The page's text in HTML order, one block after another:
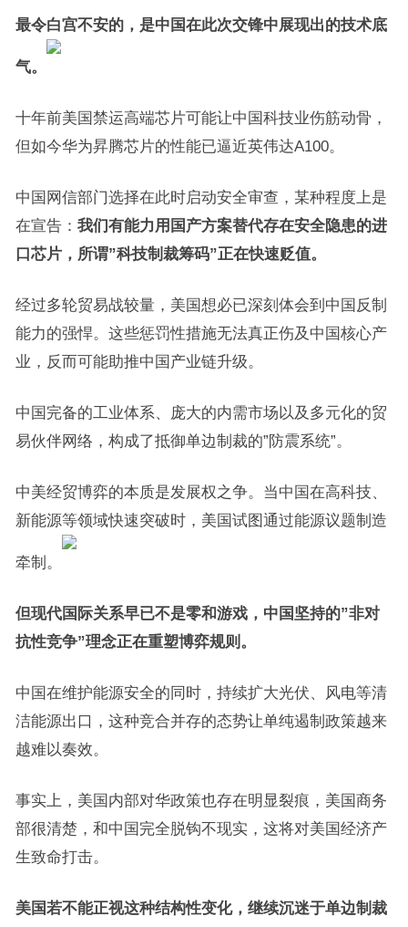
最令白宫不安的，是中国在此次交锋中展现出的技术底
气。
十年前美国禁运高端芯片可能让中国科技业伤筋动骨，
但如今华为昇腾芯片的性能已逼近英伟达A100。
中国网信部门选择在此时启动安全审查，某种程度上是
在宣告： 我们有能力用国产方案替代存在安全隐患的进
口芯片，所谓”科技制裁筹码”正在快速贬值。
经过多轮贸易战较量，美国想必已深刻体会到中国反制
能力的强悍。这些惩罚性措施无法真正伤及中国核心产
业，反而可能助推中国产业链升级。
中国完备的工业体系、庞大的内需市场以及多元化的贸
易伙伴网络，构成了抵御单边制裁的”防震系统”。
中美经贸博弈的本质是发展权之争。当中国在高科技、
新能源等领域快速突破时，美国试图通过能源议题制造
牵制。
但现代国际关系早已不是零和游戏，中国坚持的”非对
抗性竞争”理念正在重塑博弈规则。
中国在维护能源安全的同时，持续扩大光伏、风电等清
洁能源出口，这种竞合并存的态势让单纯遏制政策越来
越难以奏效。
事实上，美国内部对华政策也存在明显裂痕，美国商务
部很清楚，和中国完全脱钩不现实，这将对美国经济产
生致命打击。
美国若不能正视这种结构性变化，继续沉迷于单边制裁